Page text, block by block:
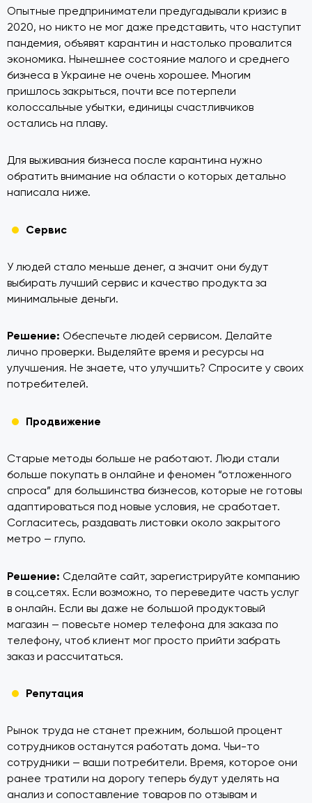
Опытные предприниматели предугадывали кризис в
2020, но никто не мог даже представить, что наступит
пандемия, объявят карантин и настолько провалится
экономика. Нынешнее состояние малого и среднего
бизнеса в Украине не очень хорошее. Многим
пришлось закрыться, почти все потерпели
колоссальные убытки, единицы счастливчиков
остались на плаву.
Для выживания бизнеса после карантина нужно
обратить внимание на области о которых детально
написала ниже.
Сервис
У людей стало меньше денег, а значит они будут
выбирать лучший сервис и качество продукта за
минимальные деньги.
Решение: Обеспечьте людей сервисом. Делайте
лично проверки. Выделяйте время и ресурсы на
улучшения. Не знаете, что улучшить? Спросите у своих
потребителей.
Продвижение
Старые методы больше не работают. Люди стали
больше покупать в онлайне и феномен “отложенного
спроса” для большинства бизнесов, которые не готовы
адаптироваться под новые условия, не сработает.
Согласитесь, раздавать листовки около закрытого
метро — глупо.
Решение: Сделайте сайт, зарегистрируйте компанию
в соц.сетях. Если возможно, то переведите часть услуг
в онлайн. Если вы даже не большой продуктовый
магазин — повесьте номер телефона для заказа по
телефону, чтоб клиент мог просто прийти забрать
заказ и рассчитаться.
Репутация
Рынок труда не станет прежним, большой процент
сотрудников останутся работать дома. Чьи-то
сотрудники — ваши потребители. Время, которое они
ранее тратили на дорогу теперь будут уделять на
анализ и сопоставление товаров по отзывам и